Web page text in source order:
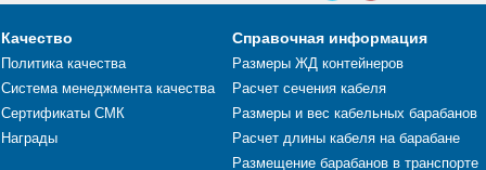
Качество
Политика качества
Система менеджмента качества
Сертификаты СМК
Награды
Справочная информация
Размеры ЖД контейнеров
Расчет сечения кабеля
Размеры и вес кабельных барабанов
Расчет длины кабеля на барабане
Размещение барабанов в транспорте